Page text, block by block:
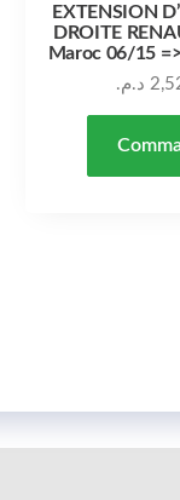
EXTENSION
DROITE
Maroc 06/15
د.م.